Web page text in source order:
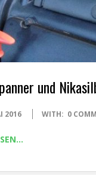
und
2016 WITH: 0